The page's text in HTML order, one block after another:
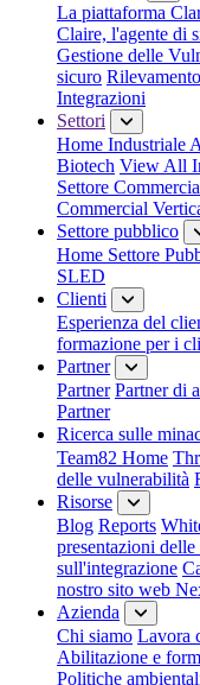
La piattaforma
Claire, l'agente di
Gestione delle
sicuro
Integrazioni
Settori
Home Industriale
Biotech View All
Settore
Commercial
Settore pubblico
Home Settore
SLED
Clienti
Esperienza del
formazione per i
Partner
Partner Partner di
Partner
Ricerca sulle
Team82 Home
delle vulnerabilità
Risorse
Blog Reports
presentazioni
sull'integrazione
nostro sito web
Azienda
Chi siamo Lavora
Abilitazione e
Politiche